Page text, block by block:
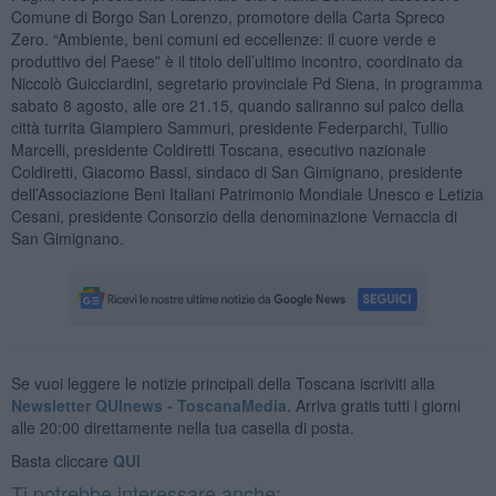
Comune di Borgo San Lorenzo, promotore della Carta Spreco
Zero. “Ambiente, beni comuni ed eccellenze: il cuore verde e
produttivo del Paese” è il titolo dell’ultimo incontro, coordinato da
Niccolò Guicciardini, segretario provinciale Pd Siena, in programma
sabato 8 agosto, alle ore 21.15, quando saliranno sul palco della
città turrita Giampiero Sammuri, presidente Federparchi, Tullio
Marcelli, presidente Coldiretti Toscana, esecutivo nazionale
Coldiretti, Giacomo Bassi, sindaco di San Gimignano, presidente
dell’Associazione Beni Italiani Patrimonio Mondiale Unesco e Letizia
Cesani, presidente Consorzio della denominazione Vernaccia di
San Gimignano.
Se vuoi leggere le notizie principali della Toscana iscriviti alla
Newsletter QUInews - ToscanaMedia. Arriva gratis tutti i giorni
alle 20:00 direttamente nella tua casella di posta.
Basta cliccare QUI